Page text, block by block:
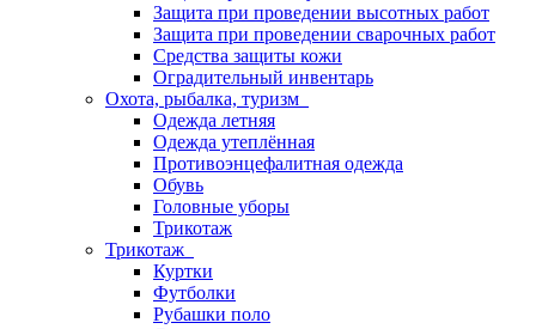
Защита при проведении высотных работ
Защита при проведении сварочных работ
Средства защиты кожи
Оградительный инвентарь
Охота, рыбалка, туризм
Одежда летняя
Одежда утеплённая
Противоэнцефалитная одежда
Обувь
Головные уборы
Трикотаж
Трикотаж
Куртки
Футболки
Рубашки поло